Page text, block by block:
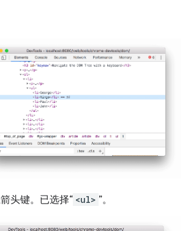
箭头键。已选择“ <ul> ”。